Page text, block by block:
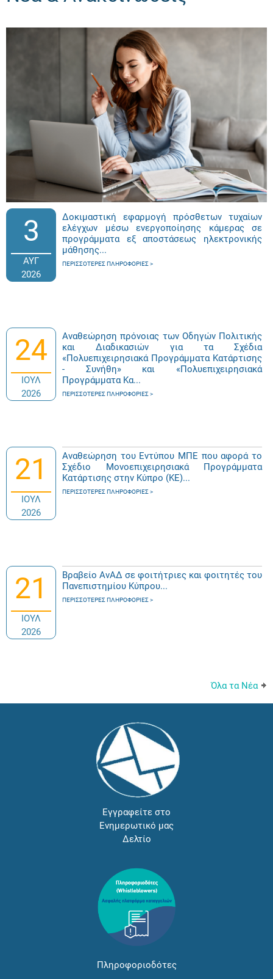
3
ΑΥΓ
2026
Δοκιμαστική εφαρμογή πρόσθετων τυχαίων
ελέγχων μέσω ενεργοποίησης κάμερας σε
προγράμματα εξ αποστάσεως ηλεκτρονικής
μάθησης...
ΠΕΡΙΣΣΌΤΕΡΕΣ ΠΛΗΡΟΦΟΡΊΕΣ
24
ΙΟΥΛ
2026
Αναθεώρηση πρόνοιας των Οδηγών Πολιτικής
και Διαδικασιών για τα Σχέδια
«Πολυεπιχειρησιακά Προγράμματα Κατάρτισης
- Συνήθη» και «Πολυεπιχειρησιακά
Προγράμματα Κα...
ΠΕΡΙΣΣΌΤΕΡΕΣ ΠΛΗΡΟΦΟΡΊΕΣ
21
ΙΟΥΛ
2026
Αναθεώρηση του Εντύπου ΜΠΕ που αφορά το
Σχέδιο Μονοεπιχειρησιακά Προγράμματα
Κατάρτισης στην Κύπρο (ΚΕ)...
ΠΕΡΙΣΣΌΤΕΡΕΣ ΠΛΗΡΟΦΟΡΊΕΣ
21
ΙΟΥΛ
2026
Βραβείο ΑνΑΔ σε φοιτήτριες και φοιτητές του
Πανεπιστημίου Κύπρου...
ΠΕΡΙΣΣΌΤΕΡΕΣ ΠΛΗΡΟΦΟΡΊΕΣ
Όλα τα Νέα
Εγγραφείτε στο
Ενημερωτικό μας
Δελτίο
Πληροφοριοδότες